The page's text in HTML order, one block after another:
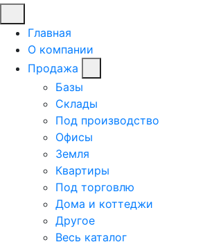
Главная
О компании
Продажа
Базы
Склады
Под производство
Офисы
Земля
Квартиры
Под торговлю
Дома и коттеджи
Другое
Весь каталог